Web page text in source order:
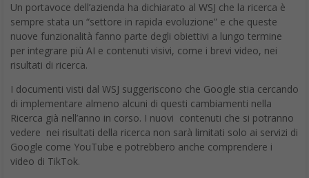
Un portavoce dell’azienda ha dichiarato al WSJ che la ricerca è
sempre stata un “settore in rapida evoluzione” e che queste
nuove funzionalità fanno parte degli obiettivi a lungo termine
per integrare più AI e contenuti visivi, come i brevi video, nei
risultati di ricerca.
I documenti visti dal WSJ suggeriscono che Google stia cercando
di implementare almeno alcuni di questi cambiamenti nella
Ricerca già nell’anno in corso. I nuovi contenuti che si potranno
vedere nei risultati della ricerca non sarà limitati solo ai servizi di
Google come YouTube e potrebbero anche comprendere i
video di TikTok.